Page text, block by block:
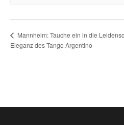
Mannheim: Tauche ein in die
Eleganz des Tango Argentino